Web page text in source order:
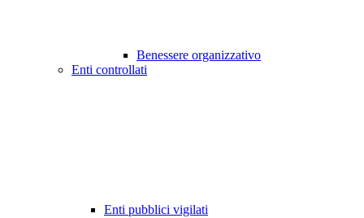
Benessere organizzativo
Enti controllati
Enti pubblici vigilati